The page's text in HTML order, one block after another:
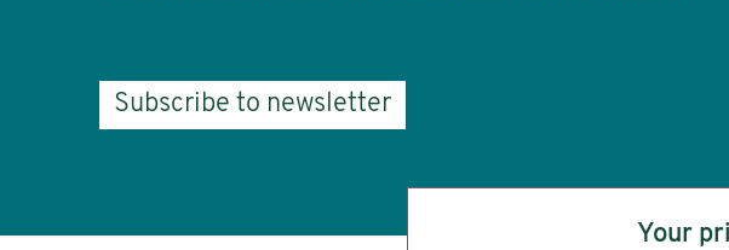
Subscribe to newsletter
Your